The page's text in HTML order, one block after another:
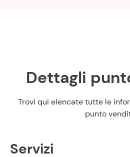
Dettagli
Trovi qui elencate tutte le
punto
Servizi